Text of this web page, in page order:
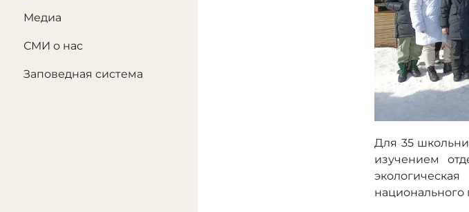
Медиа
СМИ о нас
Заповедная система
Для 35
изучением
национального